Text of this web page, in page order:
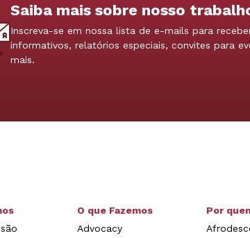
Saiba mais sobre nosso
Inscreva-se em nossa lista de e-mails para
informativos, relatórios especiais, convites para
mais.
O que Fazemos
Advocacy
Por